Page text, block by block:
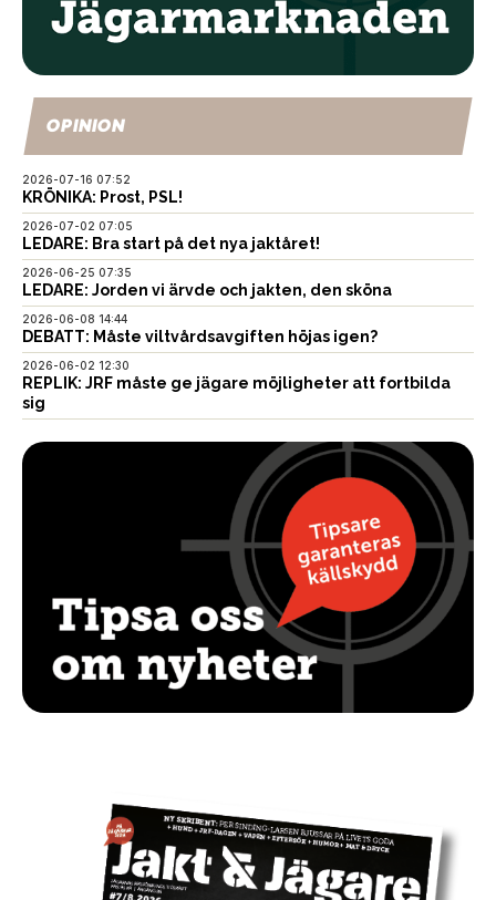
OPINION
2026-07-16 07:52
KRÖNIKA: Prost, PSL!
2026-07-02 07:05
LEDARE: Bra start på det nya jaktåret!
2026-06-25 07:35
LEDARE: Jorden vi ärvde och jakten, den sköna
2026-06-08 14:44
DEBATT: Måste viltvårdsavgiften höjas igen?
2026-06-02 12:30
REPLIK: JRF måste ge jägare möjligheter att fortbilda
sig